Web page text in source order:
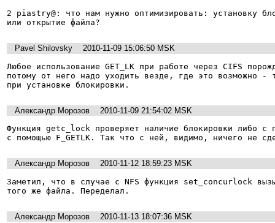
2 piastry@: что нам нужно оптимизировать: установку
Pavel Shilovsky
2010-11-09 15:06:50 MSK
Любое использование GET_LK при работе через CIFS
потому от него надо уходить везде, где это возможно -
при установке блокировки.
Александр Морозов
2010-11-09 21:54:02 MSK
Функция getc_lock проверяет наличие блокировки либо с
Александр Морозов
2010-11-12 18:59:23 MSK
Заметил, что в случае с NFS функция set_concurlock
Александр Морозов
2010-11-13 18:07:36 MSK